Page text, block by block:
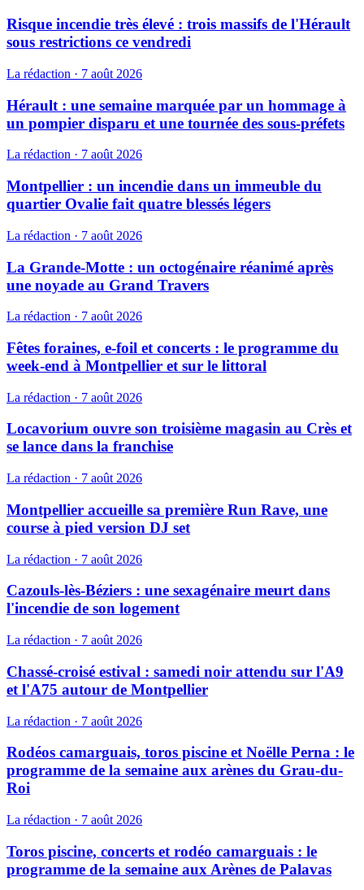
Risque incendie très élevé : trois massifs de l'Hérault
sous restrictions ce vendredi
La rédaction · 7 août 2026
Hérault : une semaine marquée par un hommage à
un pompier disparu et une tournée des sous-préfets
La rédaction · 7 août 2026
Montpellier : un incendie dans un immeuble du
quartier Ovalie fait quatre blessés légers
La rédaction · 7 août 2026
La Grande-Motte : un octogénaire réanimé après
une noyade au Grand Travers
La rédaction · 7 août 2026
Fêtes foraines, e-foil et concerts : le programme du
week-end à Montpellier et sur le littoral
La rédaction · 7 août 2026
Locavorium ouvre son troisième magasin au Crès et
se lance dans la franchise
La rédaction · 7 août 2026
Montpellier accueille sa première Run Rave, une
course à pied version DJ set
La rédaction · 7 août 2026
Cazouls-lès-Béziers : une sexagénaire meurt dans
l'incendie de son logement
La rédaction · 7 août 2026
Chassé-croisé estival : samedi noir attendu sur l'A9
et l'A75 autour de Montpellier
La rédaction · 7 août 2026
Rodéos camarguais, toros piscine et Noëlle Perna : le
programme de la semaine aux arènes du Grau-du-
Roi
La rédaction · 7 août 2026
Toros piscine, concerts et rodéo camarguais : le
programme de la semaine aux Arènes de Palavas